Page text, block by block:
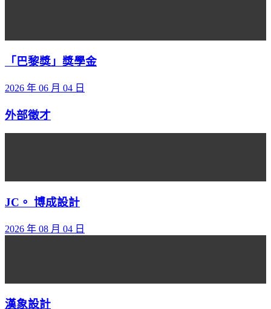
「巴黎獎」獎學金
2026 年 06 月 04 日
外部徵才
JC。 博成設計
2026 年 08 月 04 日
漢象設計